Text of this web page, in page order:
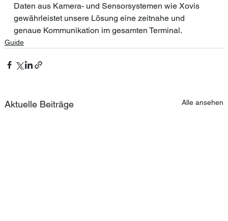
Daten aus Kamera- und Sensorsystemen wie Xovis
gewährleistet unsere Lösung eine zeitnahe und
genaue Kommunikation im gesamten Terminal.
Guide
Aktuelle Beiträge Alle ansehen